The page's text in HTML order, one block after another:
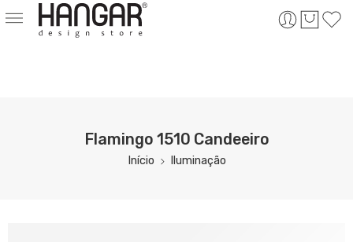
Flamingo 1510 Candeeiro
Início Iluminação